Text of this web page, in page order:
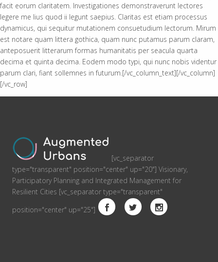
facit eorum claritatem. Investigationes demonstraverunt lectores
legere me lius quod ii legunt saepius. Claritas est etiam processus
dynamicus, qui sequitur mutationem consuetudium lectorum. Mirum
est notare quam littera gothica, quam nunc putamus parum claram,
anteposuerit litterarum formas humanitatis per seacula quarta
decima et quinta decima. Eodem modo typi, qui nunc nobis videntur
parum clari, fiant sollemnes in futurum.[/vc_column_text][/vc_column]
[/vc_row]
[vc_separator
type="transparent" position="center" up="20"] Visionary,
Participatory Planning and Integrated Management for
Resilient Cities [vc_separator type="transparent"
position="center" up="25"]